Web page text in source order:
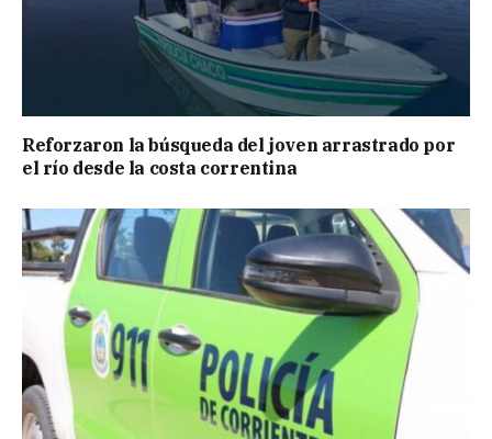
Reforzaron la búsqueda del joven arrastrado por
el río desde la costa correntina